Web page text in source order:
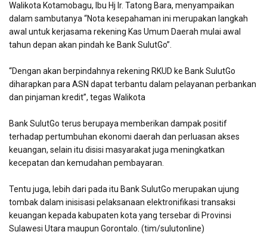
Walikota Kotamobagu, Ibu Hj Ir. Tatong Bara, menyampaikan
dalam sambutanya “Nota kesepahaman ini merupakan langkah
awal untuk kerjasama rekening Kas Umum Daerah mulai awal
tahun depan akan pindah ke Bank SulutGo”.
“Dengan akan berpindahnya rekening RKUD ke Bank SulutGo
diharapkan para ASN dapat terbantu dalam pelayanan perbankan
dan pinjaman kredit”, tegas Walikota
Bank SulutGo terus berupaya memberikan dampak positif
terhadap pertumbuhan ekonomi daerah dan perluasan akses
keuangan, selain itu disisi masyarakat juga meningkatkan
kecepatan dan kemudahan pembayaran.
Tentu juga, lebih dari pada itu Bank SulutGo merupakan ujung
tombak dalam inisisasi pelaksanaan elektronifikasi transaksi
keuangan kepada kabupaten kota yang tersebar di Provinsi
Sulawesi Utara maupun Gorontalo. (tim/sulutonline)